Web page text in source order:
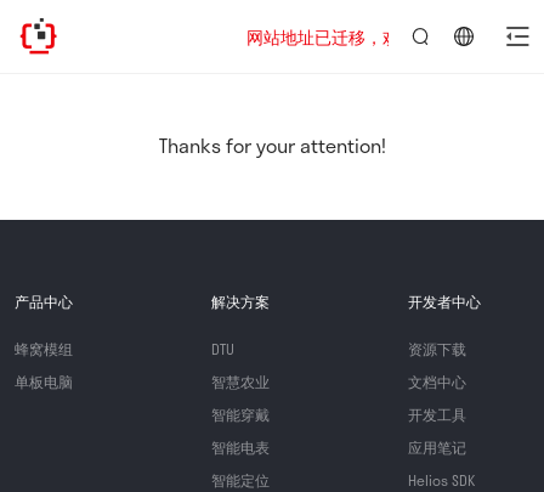
网站地址已迁移，欢迎访问新址：
Thanks for your attention!
产品中心
蜂窝模组
单板电脑
解决方案
DTU
智慧农业
智能穿戴
智能电表
智能定位
开发者中心
资源下载
文档中心
开发工具
应用笔记
Helios SDK